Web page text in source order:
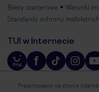
Bilety czarterowe
Warunki
Standardy ochrony małoletnich
TUI w Internecie
Prezentowane na stronie